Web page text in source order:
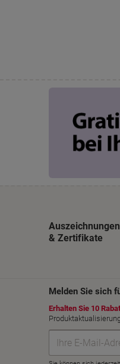
Auszeichnungen
& Zertifikate